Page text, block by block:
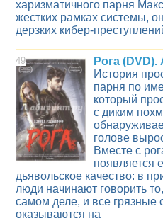
харизматичного парня
жестких рамках системы,
дерзких кибер-
49
Рога
История
парня по
который
с диким
голове
Вместе с
появляется
дьявольское качество: в
люди начинают говорить
самом деле, и все грязные
оказываются на